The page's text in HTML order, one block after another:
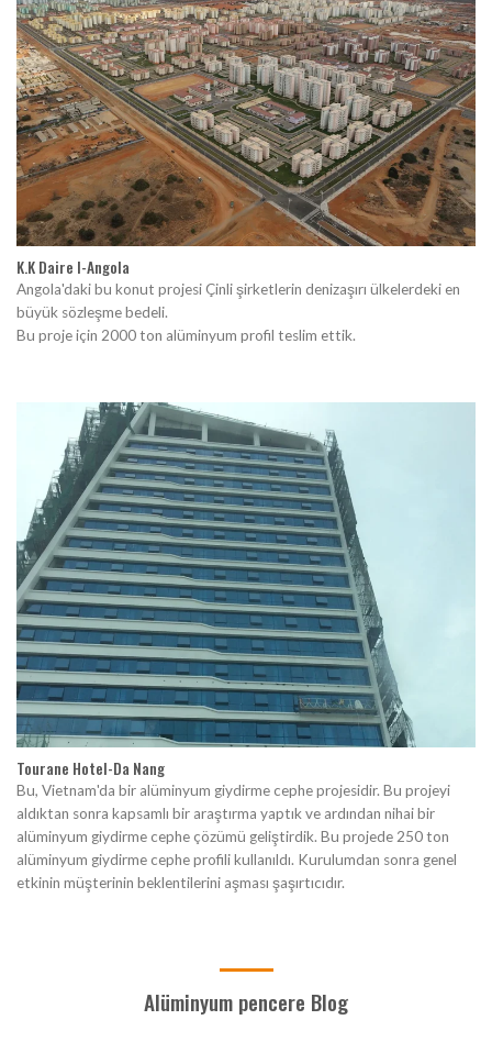
K.K Daire I-Angola
Angola'daki bu konut projesi Çinli şirketlerin denizaşırı ülkelerdeki en
büyük sözleşme bedeli.
Bu proje için 2000 ton alüminyum profil teslim ettik.
Tourane Hotel-Da Nang
Bu, Vietnam'da bir alüminyum giydirme cephe projesidir. Bu projeyi
aldıktan sonra kapsamlı bir araştırma yaptık ve ardından nihai bir
alüminyum giydirme cephe çözümü geliştirdik. Bu projede 250 ton
alüminyum giydirme cephe profili kullanıldı. Kurulumdan sonra genel
etkinin müşterinin beklentilerini aşması şaşırtıcıdır.
Alüminyum pencere Blog